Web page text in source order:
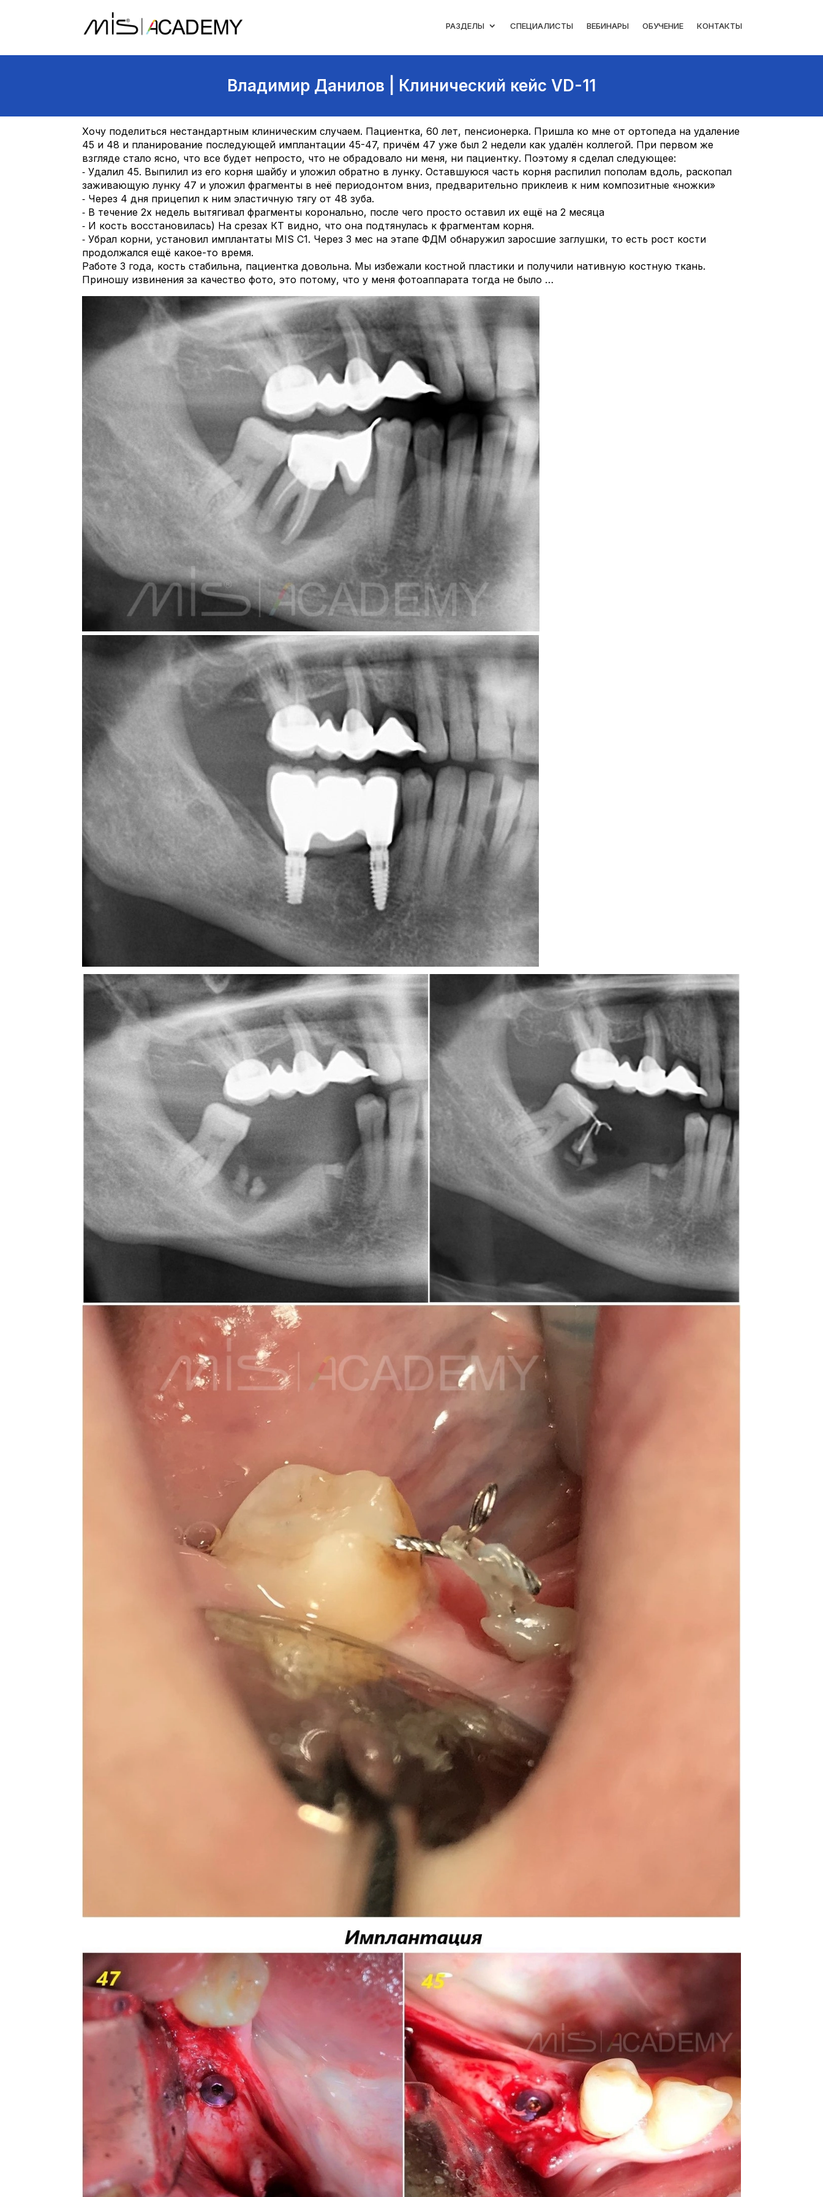
РАЗДЕЛЫ СПЕЦИАЛИСТЫ ВЕБИНАРЫ ОБУЧЕНИЕ КОНТАКТЫ
Владимир Данилов | Клинический кейс VD-11
Хочу поделиться нестандартным клиническим случаем. Пациентка, 60 лет, пенсионерка. Пришла ко мне от ортопеда на удаление
45 и 48 и планирование последующей имплантации 45-47, причём 47 уже был 2 недели как удалён коллегой. При первом же
взгляде стало ясно, что все будет непросто, что не обрадовало ни меня, ни пациентку. Поэтому я сделал следующее:
⁃ Удалил 45. Выпилил из его корня шайбу и уложил обратно в лунку. Оставшуюся часть корня распилил пополам вдоль, раскопал
заживающую лунку 47 и уложил фрагменты в неё периодонтом вниз, предварительно приклеив к ним композитные «ножки»
⁃ Через 4 дня прицепил к ним эластичную тягу от 48 зуба.
⁃ В течение 2х недель вытягивал фрагменты коронально, после чего просто оставил их ещё на 2 месяца
⁃ И кость восстановилась) На срезах КТ видно, что она подтянулась к фрагментам корня.
⁃ Убрал корни, установил имплантаты MIS C1. Через 3 мес на этапе ФДМ обнаружил заросшие заглушки, то есть рост кости
продолжался ещё какое-то время.
Работе 3 года, кость стабильна, пациентка довольна. Мы избежали костной пластики и получили нативную костную ткань.
Приношу извинения за качество фото, это потому, что у меня фотоаппарата тогда не было …